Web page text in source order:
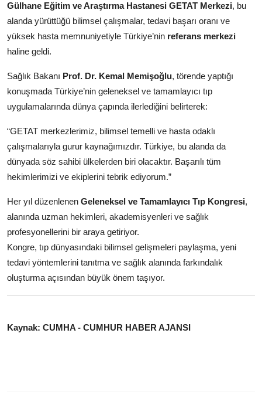
Gülhane Eğitim ve Araştırma Hastanesi GETAT Merkezi, bu
alanda yürüttüğü bilimsel çalışmalar, tedavi başarı oranı ve
yüksek hasta memnuniyetiyle Türkiye’nin referans merkezi
haline geldi.
Sağlık Bakanı Prof. Dr. Kemal Memişoğlu, törende yaptığı
konuşmada Türkiye’nin geleneksel ve tamamlayıcı tıp
uygulamalarında dünya çapında ilerlediğini belirterek:
“GETAT merkezlerimiz, bilimsel temelli ve hasta odaklı
çalışmalarıyla gurur kaynağımızdır. Türkiye, bu alanda da
dünyada söz sahibi ülkelerden biri olacaktır. Başarılı tüm
hekimlerimizi ve ekiplerini tebrik ediyorum.”
Her yıl düzenlenen Geleneksel ve Tamamlayıcı Tıp Kongresi,
alanında uzman hekimleri, akademisyenleri ve sağlık
profesyonellerini bir araya getiriyor.
Kongre, tıp dünyasındaki bilimsel gelişmeleri paylaşma, yeni
tedavi yöntemlerini tanıtma ve sağlık alanında farkındalık
oluşturma açısından büyük önem taşıyor.
Kaynak: CUMHA - CUMHUR HABER AJANSI